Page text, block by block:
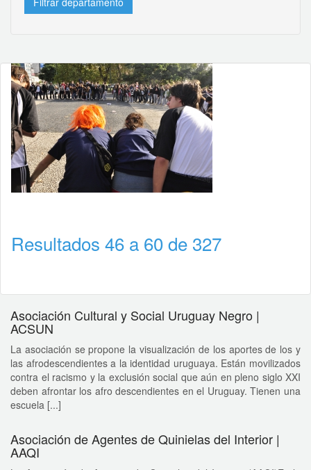
Resultados 46 a 60 de 327
Asociación Cultural y Social Uruguay Negro |
ACSUN
La asociación se propone la visualización de los aportes de los y
las afrodescendientes a la identidad uruguaya. Están movilizados
contra el racismo y la exclusión social que aún en pleno siglo XXI
deben afrontar los afro descendientes en el Uruguay. Tienen una
escuela [...]
Asociación de Agentes de Quinielas del Interior |
AAQI